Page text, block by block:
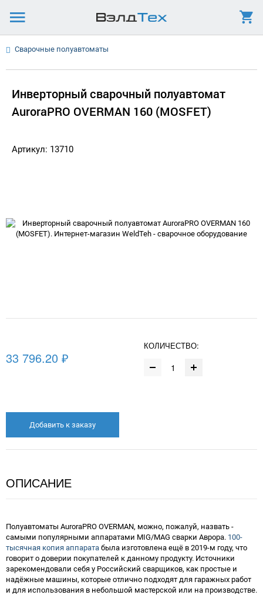
Сварочные полуавтоматы
Инверторный сварочный полуавтомат
AuroraPRO OVERMAN 160 (MOSFET)
Артикул: 13710
33 796.20 ₽
КОЛИЧЕСТВО:
Добавить к заказу
ОПИСАНИЕ
Полуавтоматы AuroraPRO OVERMAN, можно, пожалуй, назвать -
самыми популярными аппаратами MIG/MAG сварки Аврора. 100-
тысячная копия аппарата была изготовлена ещё в 2019-м году, что
говорит о доверии покупателей к данному продукту. Источники
зарекомендовали себя у Российский сварщиков, как простые и
надёжные машины, которые отлично подходят для гаражных работ
и для использования в небольшой мастерской или на производстве.